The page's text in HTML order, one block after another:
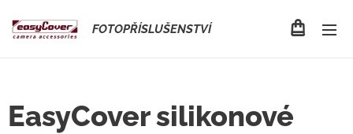
FOTOPŘÍSLUŠENSTVÍ
EasyCover silikonové